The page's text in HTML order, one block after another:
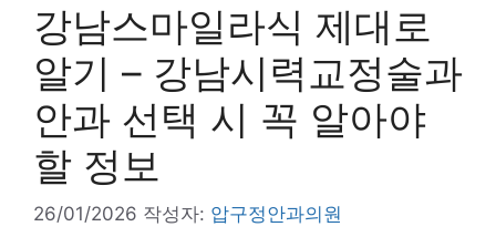
강남스마일라식 제대로
알기 – 강남시력교정술과
안과 선택 시 꼭 알아야
할 정보
26/01/2026 작성자: 압구정안과의원